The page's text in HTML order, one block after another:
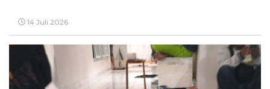
14 Juli 2026